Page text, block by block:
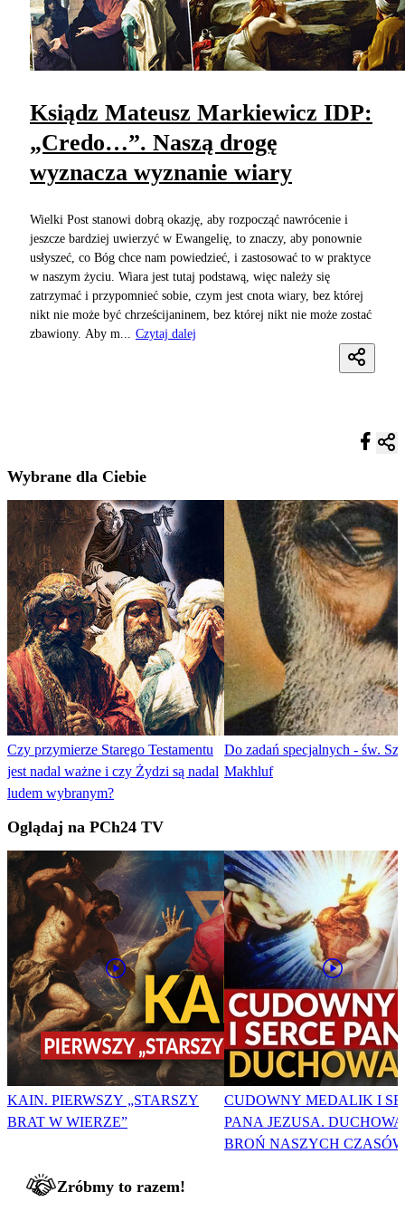
Ksiądz Mateusz Markiewicz IDP:
„Credo…”. Naszą drogę
wyznacza wyznanie wiary
Wielki Post stanowi dobrą okazję, aby rozpocząć nawrócenie i
jeszcze bardziej uwierzyć w Ewangelię, to znaczy, aby ponownie
usłyszeć, co Bóg chce nam powiedzieć, i zastosować to w praktyce
w naszym życiu. Wiara jest tutaj podstawą, więc należy się
zatrzymać i przypomnieć sobie, czym jest cnota wiary, bez której
nikt nie może być chrześcijaninem, bez której nikt nie może zostać
zbawiony. Aby m... Czytaj dalej
Wybrane dla Ciebie
Czy przymierze Starego Testamentu
jest nadal ważne i czy Żydzi są nadal
ludem wybranym?
Do zadań specjalnych - św.
Makhluf
Oglądaj na PCh24 TV
KAIN. PIERWSZY „STARSZY
BRAT W WIERZE”
CUDOWNY MEDALIK I
PANA JEZUSA. DUCHOWA
BROŃ NASZYCH
Zróbmy to razem!